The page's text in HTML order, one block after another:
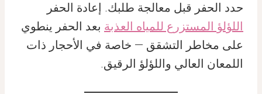
حدد الحفر قبل معالجة طلبك. إعادة الحفر
اللؤلؤ المستزرع للمياه العذبة بعد الحفر ينطوي
على مخاطر التشقق — خاصة في الأحجار ذات
اللمعان العالي واللؤلؤ الرقيق.